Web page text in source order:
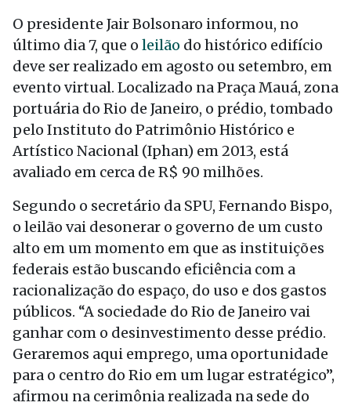
O presidente Jair Bolsonaro informou, no
último dia 7, que o leilão do histórico edifício
deve ser realizado em agosto ou setembro, em
evento virtual. Localizado na Praça Mauá, zona
portuária do Rio de Janeiro, o prédio, tombado
pelo Instituto do Patrimônio Histórico e
Artístico Nacional (Iphan) em 2013, está
avaliado em cerca de R$ 90 milhões.
Segundo o secretário da SPU, Fernando Bispo,
o leilão vai desonerar o governo de um custo
alto em um momento em que as instituições
federais estão buscando eficiência com a
racionalização do espaço, do uso e dos gastos
públicos. “A sociedade do Rio de Janeiro vai
ganhar com o desinvestimento desse prédio.
Geraremos aqui emprego, uma oportunidade
para o centro do Rio em um lugar estratégico”,
afirmou na cerimônia realizada na sede do